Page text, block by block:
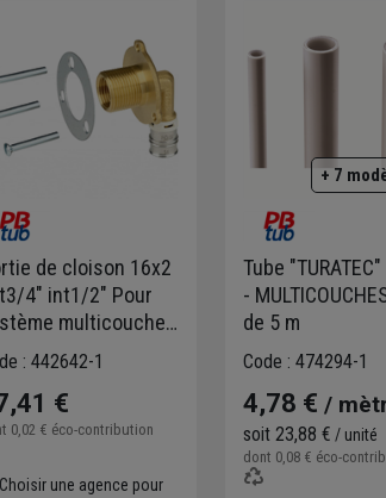
de cloison 16x2
4" int1/2" Pour
multicouche
*8291686101*
: 442642-1
€
0,02 € éco-contribution
Choisir une agence pour
+ 7
Tube "TURATEC" 20 x 2
-
de 5 m
Code : 474294-1
4,78 € /
soit 23,88 € / unité
dont 0,08 € éco-